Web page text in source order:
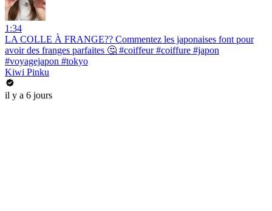
1:34
LA COLLE À FRANGE?? Commentez les japonaises font pour
avoir des franges parfaites 🤔 #coiffeur #coiffure #japon
#voyagejapon #tokyo
Kiwi Pinku
il y a 6 jours